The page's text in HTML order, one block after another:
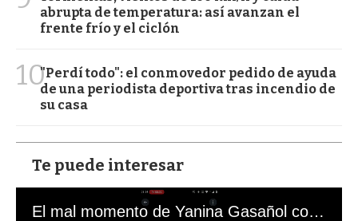
abrupta de temperatura: así avanzan el
frente frío y el ciclón
10"Perdí todo": el conmovedor pedido de ayuda
de una periodista deportiva tras incendio de
su casa
Te puede interesar
El mal momento de Yanina Gasañol con un hincha argentino en "Subrayado"